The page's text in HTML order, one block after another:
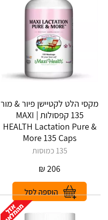
מקסי הלט לקטיישן פיור & מור
135 קפסולות | MAXI
HEALTH Lactation Pure &
More 135 Caps
135 כמוסות
206
₪